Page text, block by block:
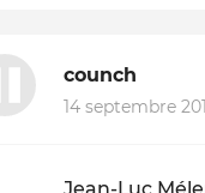
counch
14 septembre